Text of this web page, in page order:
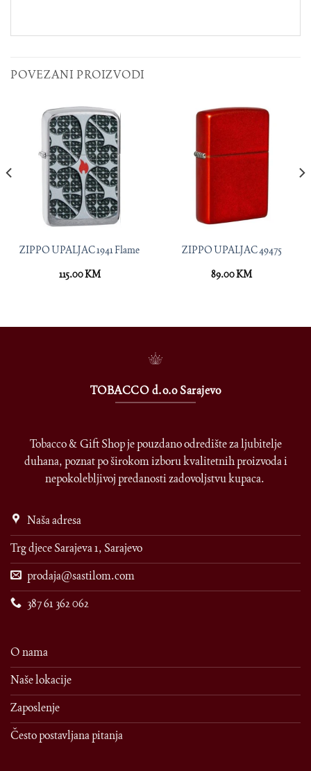
POVEZANI PROIZVODI
ZIPPO UPALJAC 1941 Flame
115.00KM
ZIPPO UPALJAC 49475
89.00KM
TOBACCO d.o.o Sarajevo
Tobacco & Gift Shop je pouzdano odredište za ljubitelje
duhana, poznat po širokom izboru kvalitetnih proizvoda i
nepokolebljivoj predanosti zadovoljstvu kupaca.
Naša adresa
Trg djece Sarajeva 1, Sarajevo
prodaja@sastilom.com
387 61 362 062
O nama
Naše lokacije
Zaposlenje
Često postavljana pitanja